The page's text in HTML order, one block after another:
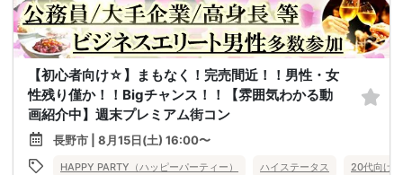
【初心者向け☆】まもなく！完売間近！！男性・女
性残り僅か！！Bigチャンス！！【雰囲気わかる動
画紹介中】週末プレミアム街コン
長野市 | 8月15日(土) 16:00〜
HAPPY PARTY（ハッピーパーティー） ハイステータス 20代向け